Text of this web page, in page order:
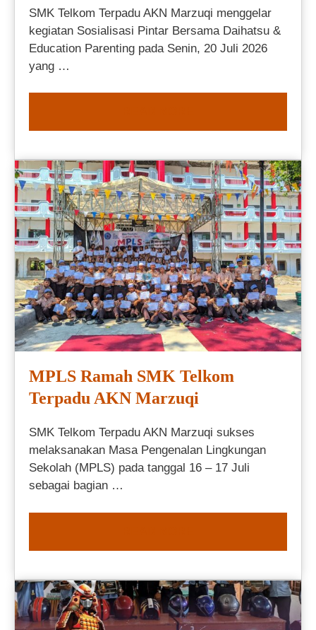
SMK Telkom Terpadu AKN Marzuqi menggelar
kegiatan Sosialisasi Pintar Bersama Daihatsu &
Education Parenting pada Senin, 20 Juli 2026
yang …
MPLS Ramah SMK Telkom
Terpadu AKN Marzuqi
SMK Telkom Terpadu AKN Marzuqi sukses
melaksanakan Masa Pengenalan Lingkungan
Sekolah (MPLS) pada tanggal 16 – 17 Juli
sebagai bagian …